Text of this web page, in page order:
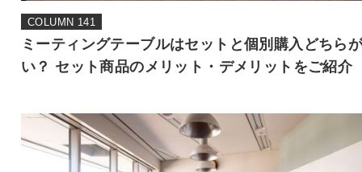
COLUMN 141
ミーティングテーブルはセットと個別購入どちら
い？ セット商品のメリット・デメリットをご紹介